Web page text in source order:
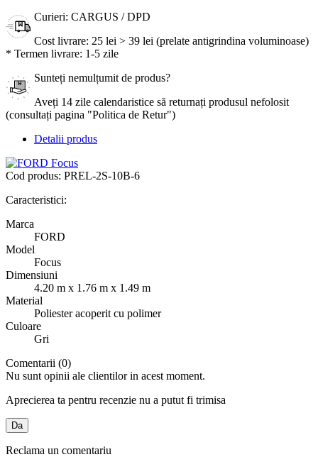
Curieri: CARGUS / DPD
Cost livrare: 25 lei > 39 lei (prelate antigrindina voluminoase)
* Termen livrare: 1-5 zile
Sunteți nemulțumit de produs?
Aveți 14 zile calendaristice să returnați produsul nefolosit
(consultați pagina "Politica de Retur")
Detalii produs
Cod produs: PREL-2S-10B-6
Caracteristici:
Marca
FORD
Model
Focus
Dimensiuni
4.20 m x 1.76 m x 1.49 m
Material
Poliester acoperit cu polimer
Culoare
Gri
Comentarii (0)
Nu sunt opinii ale clientilor in acest moment.
Aprecierea ta pentru recenzie nu a putut fi trimisa
Da
Reclama un comentariu